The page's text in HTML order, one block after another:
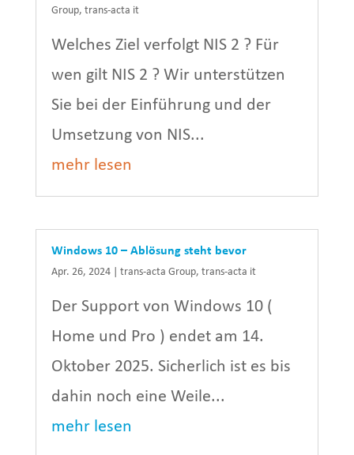
Group, trans-acta it
Welches Ziel verfolgt NIS 2 ? Für
wen gilt NIS 2 ? Wir unterstützen
Sie bei der Einführung und der
Umsetzung von NIS...
mehr lesen
Windows 10 – Ablösung steht bevor
Apr. 26, 2024| trans-acta Group, trans-acta it
Der Support von Windows 10 (
Home und Pro ) endet am 14.
Oktober 2025. Sicherlich ist es bis
dahin noch eine Weile...
mehr lesen